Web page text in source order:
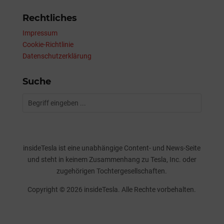
Rechtliches
Impressum
Cookie-Richtlinie
Datenschutzerklärung
Suche
insideTesla ist eine unabhängige Content- und News-Seite
und steht in keinem Zusammenhang zu Tesla, Inc. oder
zugehörigen Tochtergesellschaften.
Copyright © 2026 insideTesla. Alle Rechte vorbehalten.